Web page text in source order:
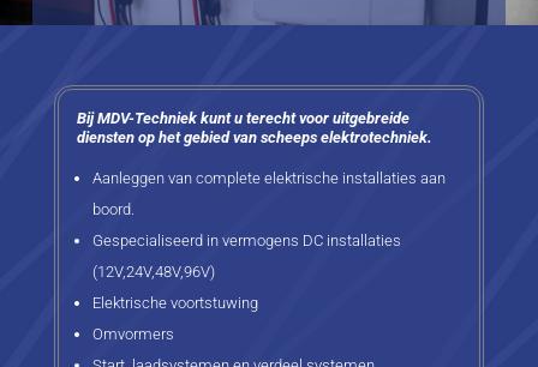
Bij MDV-Techniek kunt u terecht voor uitgebreide
diensten op het gebied van scheeps elektrotechniek.
Aanleggen van complete elektrische installaties aan
boord.
Gespecialiseerd in vermogens DC installaties
(12V,24V,48V,96V)
Elektrische voortstuwing
Omvormers